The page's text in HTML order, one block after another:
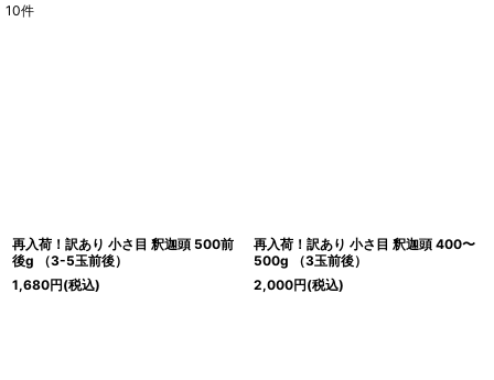
10件
再入荷！訳あり 小さ目 釈迦頭 500前
後g （3-5玉前後）
1,680円(税込)
再入荷！訳あり 小さ目 釈迦頭 400〜
500g （3玉前後）
2,000円(税込)